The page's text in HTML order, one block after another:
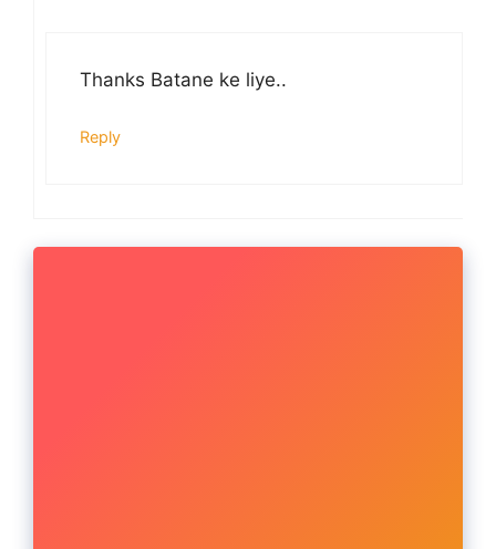
Thanks Batane ke liye..
Reply